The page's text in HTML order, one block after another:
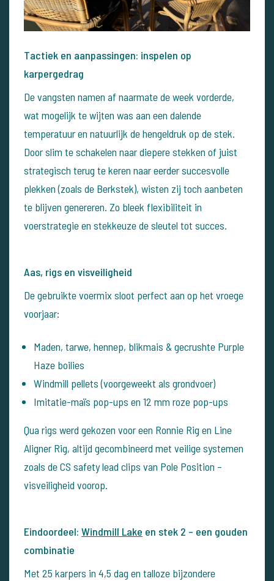
Tactiek en aanpassingen: inspelen op
karpergedrag
De vangsten namen af naarmate de week vorderde,
wat mogelijk te wijten was aan een dalende
temperatuur en natuurlijk de hengeldruk op de stek.
Door slim te schakelen naar diepere stekken of juist
strategisch terug te keren naar eerder succesvolle
plekken (zoals de Berkstek), wisten zij toch aanbeten
te blijven genereren. Zo bleek flexibiliteit in
voerstrategie en stekkeuze de sleutel tot succes.
Aas, rigs en visveiligheid
De gebruikte voermix sloot perfect aan op het vroege
voorjaar:
Maden, tarwe, hennep, blikmais & gecrushte Purple
Haze boilies
Windmill pellets (voorgeweekt als grondvoer)
Imitatie-maïs pop-ups en 12 mm roze pop-ups
Qua rigs werd gekozen voor een Ronnie Rig en Line
Aligner Rig, altijd gecombineerd met veilige systemen
zoals de CS safety lead clips van Pole Position –
visveiligheid voorop.
Eindoordeel: Windmill Lake en stek 2 – een gouden
combinatie
Met 25 karpers in 4,5 dag en talloze bijzondere